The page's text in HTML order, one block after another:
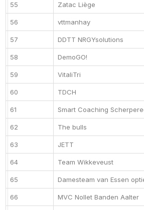
55 Zatac Liège
56 vttmanhay
57 DDTT NRGYsolutions
58 DemoGO!
59 VitaliTri
60 TDCH
61 Smart Coaching
62 The bulls
63 JETT
64 Team Wikkeveust
65 Damesteam van Essen
66 MVC Nollet Banden Aalter